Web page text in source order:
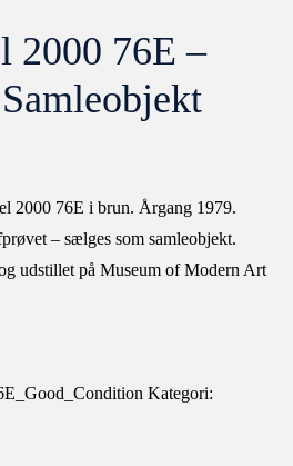
76E –
2000 76E i brun. Årgang 1979.
– sælges som samleobjekt.
udstillet på Museum of Modern Art
Kategori: